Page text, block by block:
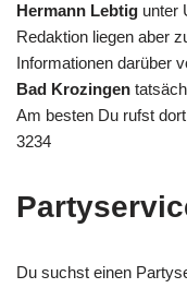
Hermann Lebtig unter
Redaktion liegen aber
Informationen darüber
Bad Krozingen
Am besten Du rufst
3234
Du suchst einen